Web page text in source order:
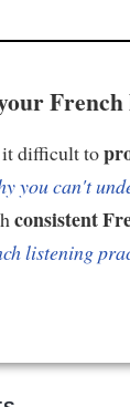
difficult to
you can't
consistent
listening